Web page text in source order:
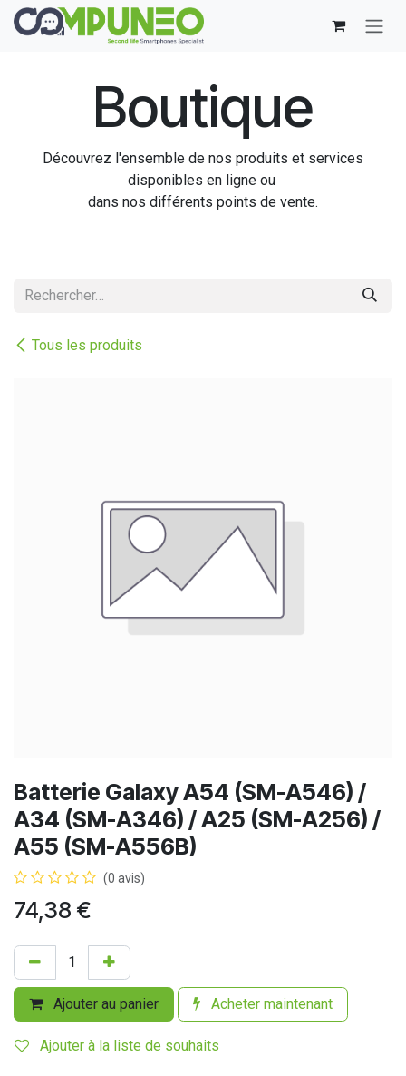
Se rendre au contenu
Boutique
Découvrez l'ensemble de nos produits et services
disponibles en ligne ou
dans nos différents points de vente.
Tous les produits
Batterie Galaxy A54 (SM-A546) /
A34 (SM-A346) / A25 (SM-A256) /
A55 (SM-A556B)
(0 avis)
74,38 €
Ajouter au panier Acheter maintenant
Ajouter à la liste de souhaits